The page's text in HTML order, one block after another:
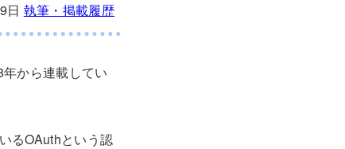
日 執筆・掲載履歴
から連載してい
るOAuthという認